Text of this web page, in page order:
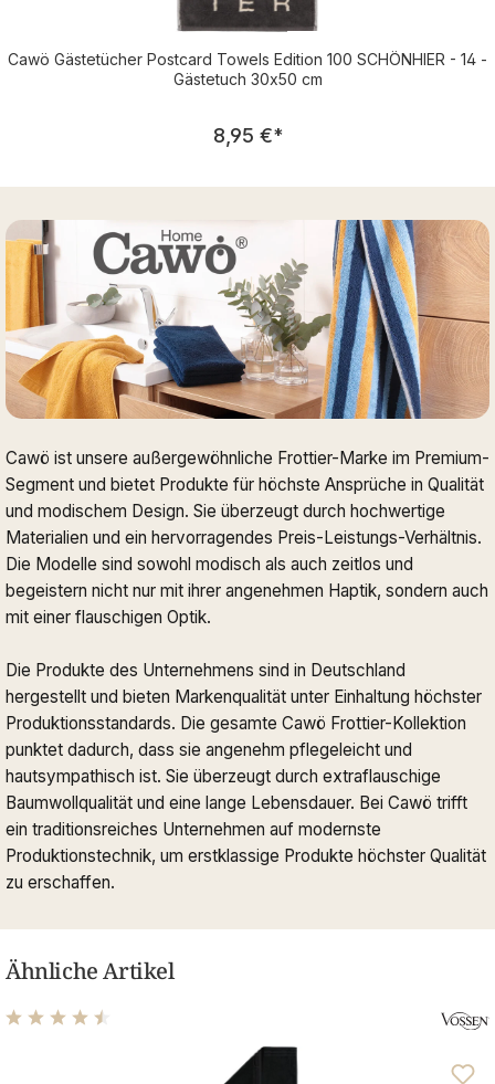
Cawö Gästetücher Postcard Towels Edition 100 SCHÖNHIER - 14 -
Gästetuch 30x50 cm
Regulärer Preis:
8,95 €*
Cawö ist unsere außergewöhnliche Frottier-Marke im Premium-
Segment und bietet Produkte für höchste Ansprüche in Qualität
und modischem Design. Sie überzeugt durch hochwertige
Materialien und ein hervorragendes Preis-Leistungs-Verhältnis.
Die Modelle sind sowohl modisch als auch zeitlos und
begeistern nicht nur mit ihrer angenehmen Haptik, sondern auch
mit einer flauschigen Optik.
Die Produkte des Unternehmens sind in Deutschland
hergestellt und bieten Markenqualität unter Einhaltung höchster
Produktionsstandards. Die gesamte Cawö Frottier-Kollektion
punktet dadurch, dass sie angenehm pflegeleicht und
hautsympathisch ist. Sie überzeugt durch extraflauschige
Baumwollqualität und eine lange Lebensdauer. Bei Cawö trifft
ein traditionsreiches Unternehmen auf modernste
Produktionstechnik, um erstklassige Produkte höchster Qualität
zu erschaffen.
Ähnliche Artikel
Durchschnittliche Bewertung von 4.4 von 5 Sternen